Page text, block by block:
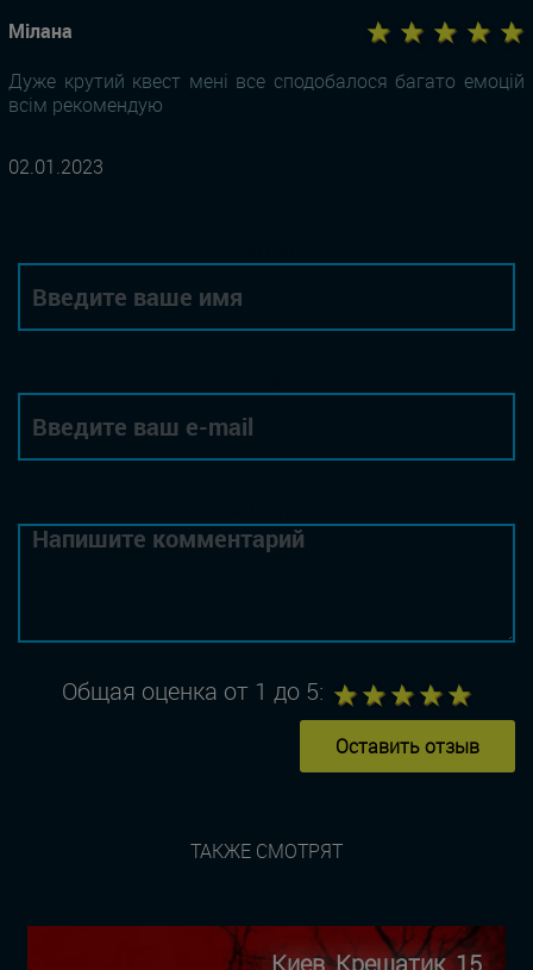
Мілана ★ ★ ★ ★ ★
Дуже крутий квест мені все сподобалося багато емоцій
всім рекомендую
02.01.2023
Общая оценка от 1 до 5: 4
3
2
1
Оставить отзыв
ТАКЖЕ СМОТРЯТ
Киев, Крещатик, 15